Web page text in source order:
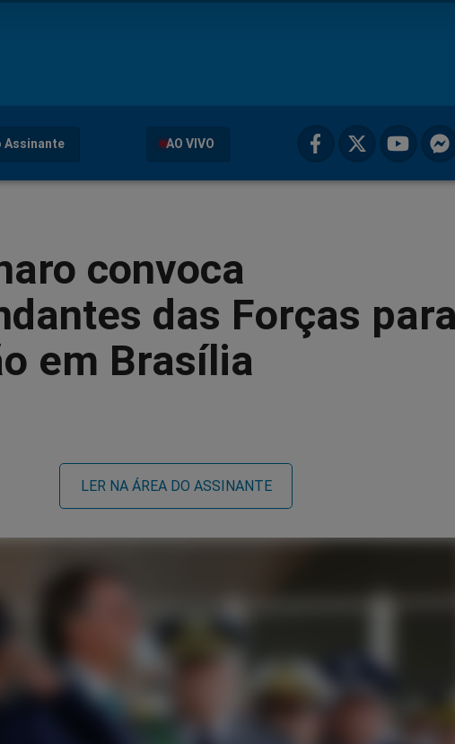
Assinante AO VIVO
convoca
das Forças para
em Brasília
LER NA ÁREA DO ASSINANTE